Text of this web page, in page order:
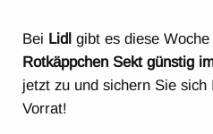
Bei Lidl gibt es diese
Rotkäppchen Sekt günstig
jetzt zu und sichern Sie
Vorrat!